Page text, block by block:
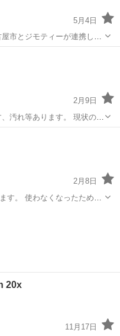
5月4日
にまだ使えるものをリユー
2月9日
汚れ等あります。 現状の引
ターンでよろしくお願い致
2月8日
す。 使わなくなったためお
20x
11月17日